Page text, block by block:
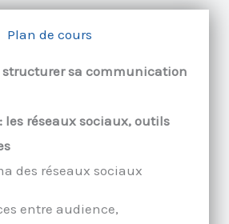
Plan de cours
sa communication
les réseaux sociaux, outils
des réseaux sociaux
entre audience,